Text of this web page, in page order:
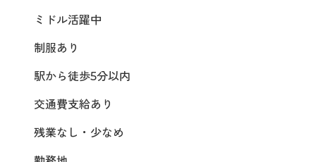
ミドル活躍中
制服あり
駅から徒歩5分以内
交通費支給あり
残業なし・少なめ